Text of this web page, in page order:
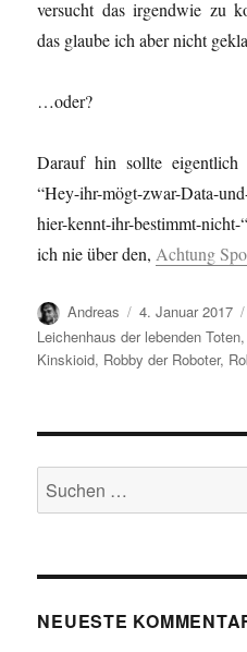
versucht das irgendwie zu
das glaube ich aber nicht
…oder?
Darauf hin sollte eigentlich
“Hey-ihr-mögt-zwar-Data-
hier-kennt-ihr-bestimmt-
ich nie über den,Achtung
Autor
Andreas
Veröffentlicht
am
4. Januar 2017
Leichenhaus der lebenden Toten,
Kinskioid, Robby der Roboter,
Suchen
nach:
NEUESTE